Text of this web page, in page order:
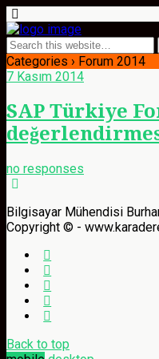
Categories › Forum 2014
7 Kasım 2014
SAP Türkiye
no responses
Bilgisayar Mühendisi
Copyright © -
Back to top